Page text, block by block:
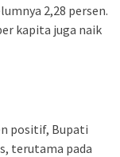
2,28 persen.
kapita juga naik
positif, Bupati
terutama pada